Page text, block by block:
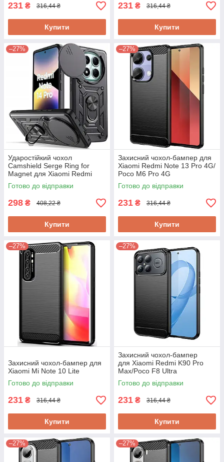
231 ₴ 316,44 ₴
Купити
231 ₴ 316,44 ₴
Купити
–27%
Ударостійкий чохол
Camshield Serge Ring for
Magnet для Xiaomi Redmi
Note 14 Pro 4G​​​​​​​
Готово до відправки
298 ₴ 408,22 ₴
Купити
–27%
Захисний чохол-бампер для
Xiaomi Redmi Note 13 Pro 4G/
Poco M6 Pro 4G
Готово до відправки
231 ₴ 316,44 ₴
Купити
–27%
Захисний чохол-бампер для
Xiaomi Mi Note 10 Lite
Готово до відправки
231 ₴ 316,44 ₴
Купити
–27%
Захисний чохол-бампер
для Xiaomi Redmi K90 Pro
Max/Poco F8 Ultra
Готово до відправки
231 ₴ 316,44 ₴
Купити
–27% –27%